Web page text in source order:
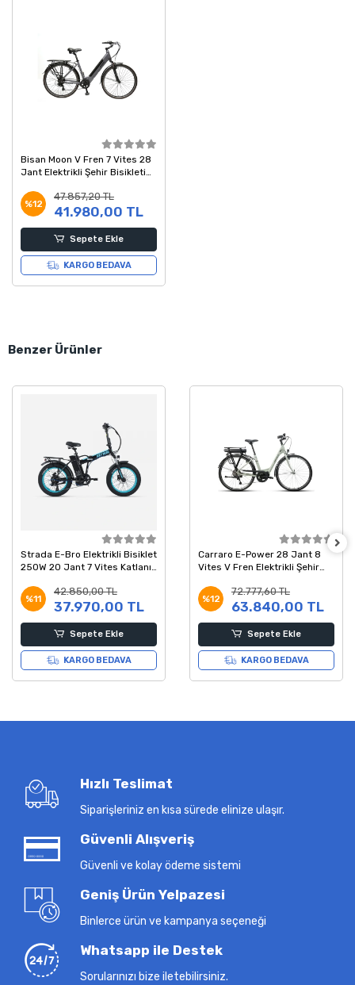
Bisan Moon V Fren 7 Vites 28
Jant Elektrikli Şehir Bisikleti
%12
47.857,20 TL
41.980,00 TL
Sepete Ekle
KARGO BEDAVA
Benzer Ürünler
Strada E-Bro Elektrikli Bisiklet
250W 20 Jant 7 Vites Katlanır
%11
42.850,00 TL
37.970,00 TL
Sepete Ekle
KARGO BEDAVA
Carraro E-Power 28 Jant 8
Vites V Fren Elektrikli Şehir
Kadro
%12
72.777,60 TL
63.840,00 TL
Sepete Ekle
KARGO BEDAVA
Hızlı Teslimat
Siparişleriniz en kısa sürede elinize ulaşır.
Güvenli Alışveriş
Güvenli ve kolay ödeme sistemi
Geniş Ürün Yelpazesi
Binlerce ürün ve kampanya seçeneği
Whatsapp ile Destek
Sorularınızı bize iletebilirsiniz.